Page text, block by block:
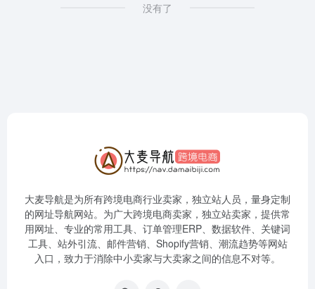
没有了
大麦导航是为所有跨境电商行业卖家，独立站人员，量身定制
的网址导航网站。为广大跨境电商卖家，独立站卖家，提供常
用网址、专业的常用工具、订单管理ERP、数据软件、关键词
工具、站外引流、邮件营销、Shopify营销、潮流趋势等网站
入口，致力于消除中小卖家与大卖家之间的信息不对等。